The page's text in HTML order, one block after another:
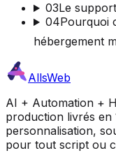
03Le
04Pourquoi
hébergement
AllsWeb
AI + Automation +
production livrés en
personnalisation,
pour tout script ou